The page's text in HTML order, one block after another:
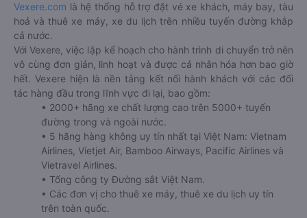
Vexere.com là hệ thống hỗ trợ đặt vé xe khách, máy bay, tàu
hoả và thuê xe máy, xe du lịch trên nhiều tuyến đường khắp
cả nước.
Với Vexere, việc lập kế hoạch cho hành trình di chuyển trở nên
vô cùng đơn giản, linh hoạt và được cá nhân hóa hơn bao giờ
hết. Vexere hiện là nền tảng kết nối hành khách với các đối
tác hàng đầu trong lĩnh vực đi lại, bao gồm:
• 2000+ hãng xe chất lượng cao trên 5000+ tuyến
đường trong và ngoài nước.
• 5 hãng hàng không uy tín nhất tại Việt Nam: Vietnam
Airlines, Vietjet Air, Bamboo Airways, Pacific Airlines và
Vietravel Airlines.
• Tổng công ty Đường sắt Việt Nam.
• Các đơn vị cho thuê xe máy, thuê xe du lịch uy tín
trên toàn quốc.